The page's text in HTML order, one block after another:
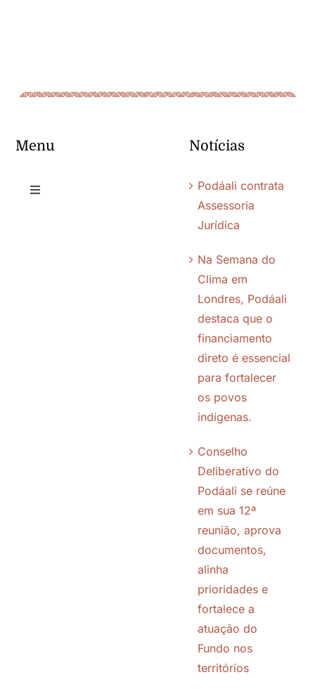
Menu
Toggle
Notícias
Podáali contrata
Assessoria
Jurídica
Na Semana do
Clima em
Londres, Podáali
destaca que o
financiamento
direto é essencial
para fortalecer
os povos
indígenas.
Conselho
Deliberativo do
Podáali se reúne
em sua 12ª
reunião, aprova
documentos,
alinha
prioridades e
fortalece a
atuação do
Fundo nos
territórios